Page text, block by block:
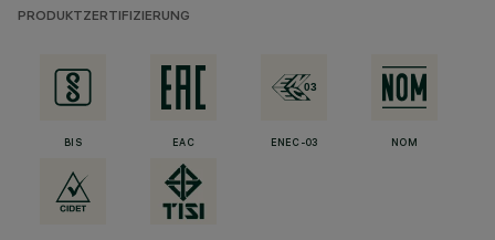
PRODUKTZERTIFIZIERUNG
BIS EAC ENEC-03 NOM